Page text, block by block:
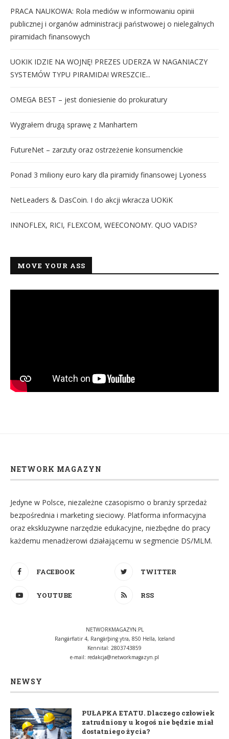
PRACA NAUKOWA: Rola mediów w informowaniu opinii
publicznej i organów administracji państwowej o nielegalnych
piramidach finansowych
UOKIK IDZIE NA WOJNĘ! PREZES UDERZA W NAGANIACZY
SYSTEMÓW TYPU PIRAMIDA! WRESZCIE...
OMEGA BEST – jest doniesienie do prokuratury
Wygrałem drugą sprawę z Manhartem
FutureNet – zarzuty oraz ostrzeżenie konsumenckie
Ponad 3 miliony euro kary dla piramidy finansowej Lyoness
NetLeaders & DasCoin. I do akcji wkracza UOKiK
INNOFLEX, RICI, FLEXCOM, WEECONOMY. QUO VADIS?
MOVE YOUR ASS
NETWORK MAGAZYN
Jedyne w Polsce, niezależne czasopismo o branży sprzedaż
bezpośrednia i marketing sieciowy. Platforma informacyjna
oraz ekskluzywne narzędzie edukacyjne, niezbędne do pracy
każdemu menadżerowi działającemu w segmencie DS/MLM.
FACEBOOK TWITTER
YOUTUBE RSS
NETWORKMAGAZYN.PL
Rangárflatir 4, Rangárþing ytra, 850 Hella, Iceland
Kennital: 2803743859
e-mail: redakcja@networkmagazyn.pl
NEWSY
PUŁAPKA ETATU. Dlaczego człowiek
zatrudniony u kogoś nie będzie miał
dostatniego życia?